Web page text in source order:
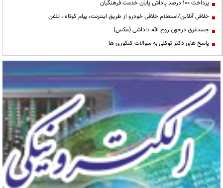
پرداخت ۱۰۰ درصد پاداش پایان خدمت فرهنگیان
خلافی آنلاین/استعلام خلافی خودرو از طریق اینترنت، پیام کوتاه ، تلفن
جسدغرق درخون روح الله داداشی (عکس)
پاسخ های دکتر توکلی به سوالات کنکوری ها